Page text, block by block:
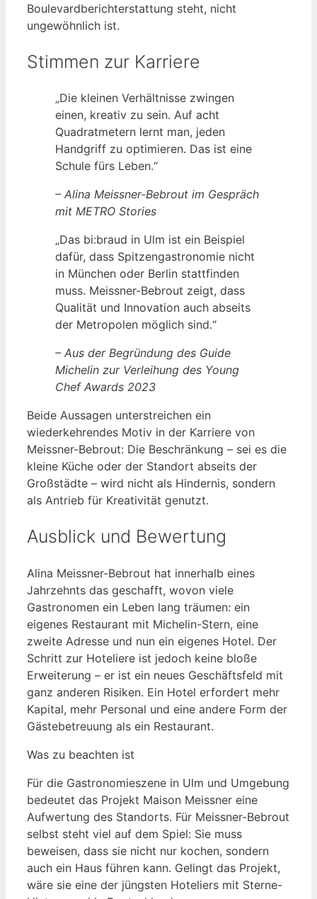
Boulevardberichterstattung steht, nicht
ungewöhnlich ist.
Stimmen zur Karriere
„Die kleinen Verhältnisse zwingen
einen, kreativ zu sein. Auf acht
Quadratmetern lernt man, jeden
Handgriff zu optimieren. Das ist eine
Schule fürs Leben.“
– Alina Meissner-Bebrout im Gespräch
mit METRO Stories
„Das bi:braud in Ulm ist ein Beispiel
dafür, dass Spitzengastronomie nicht
in München oder Berlin stattfinden
muss. Meissner-Bebrout zeigt, dass
Qualität und Innovation auch abseits
der Metropolen möglich sind.“
– Aus der Begründung des Guide
Michelin zur Verleihung des Young
Chef Awards 2023
Beide Aussagen unterstreichen ein
wiederkehrendes Motiv in der Karriere von
Meissner-Bebrout: Die Beschränkung – sei es die
kleine Küche oder der Standort abseits der
Großstädte – wird nicht als Hindernis, sondern
als Antrieb für Kreativität genutzt.
Ausblick und Bewertung
Alina Meissner-Bebrout hat innerhalb eines
Jahrzehnts das geschafft, wovon viele
Gastronomen ein Leben lang träumen: ein
eigenes Restaurant mit Michelin-Stern, eine
zweite Adresse und nun ein eigenes Hotel. Der
Schritt zur Hoteliere ist jedoch keine bloße
Erweiterung – er ist ein neues Geschäftsfeld mit
ganz anderen Risiken. Ein Hotel erfordert mehr
Kapital, mehr Personal und eine andere Form der
Gästebetreuung als ein Restaurant.
Was zu beachten ist
Für die Gastronomieszene in Ulm und Umgebung
bedeutet das Projekt Maison Meissner eine
Aufwertung des Standorts. Für Meissner-Bebrout
selbst steht viel auf dem Spiel: Sie muss
beweisen, dass sie nicht nur kochen, sondern
auch ein Haus führen kann. Gelingt das Projekt,
wäre sie eine der jüngsten Hoteliers mit Sterne-